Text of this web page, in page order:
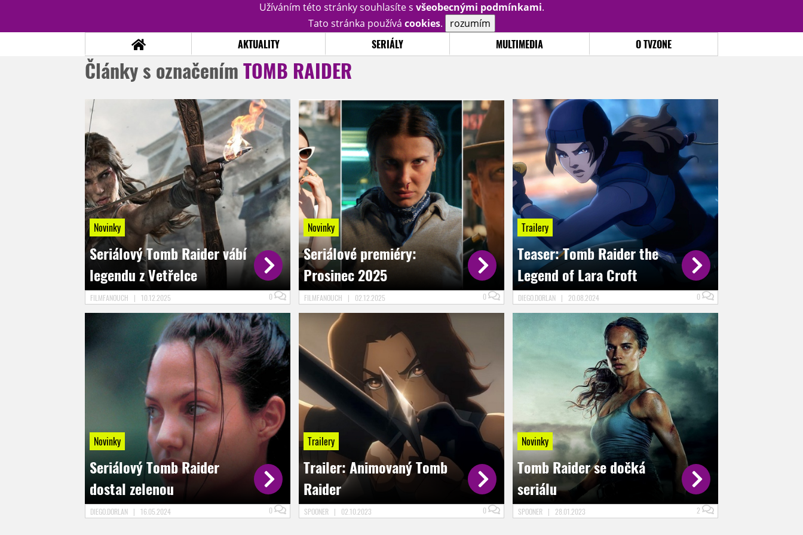
Užíváním této stránky souhlasíte s všeobecnými podmínkami.
Tato stránka používá cookies. rozumím
AKTUALITY SERIÁLY MULTIMEDIA O TVZONE
STATISTIKY
Články s označenímTOMB RAIDER
Novinky
Seriálový Tomb Raider vábí
legendu z Vetřelce
FILMFANOUCH | 10.12.2025 0
Novinky
Seriálové premiéry:
Prosinec 2025
FILMFANOUCH | 02.12.2025 0
Trailery
Teaser: Tomb Raider the
Legend of Lara Croft
DIEGO.DORLAN | 20.08.2024 0
Novinky
Seriálový Tomb Raider
dostal zelenou
DIEGO.DORLAN | 16.05.2024 0
Trailery
Trailer: Animovaný Tomb
Raider
SPOONER | 02.10.2023 0
Novinky
Tomb Raider se dočká
seriálu
SPOONER | 28.01.2023 2